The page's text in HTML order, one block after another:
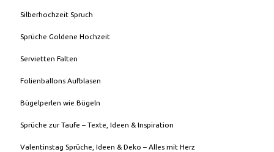
Silberhochzeit Spruch
Sprüche Goldene Hochzeit
Servietten Falten
Folienballons Aufblasen
Bügelperlen wie Bügeln
Sprüche zur Taufe – Texte, Ideen & Inspiration
Valentinstag Sprüche, Ideen & Deko – Alles mit Herz